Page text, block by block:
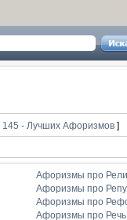
145 - Лучших Афоризмов]
Афоризмы про
Афоризмы про
Афоризмы про
Афоризмы про Речь